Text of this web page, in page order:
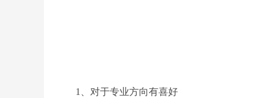
1、对于专业方向有喜好